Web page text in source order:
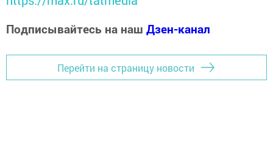
Подписывайтесь на наш Дзен-канал
Перейти на страницу новости